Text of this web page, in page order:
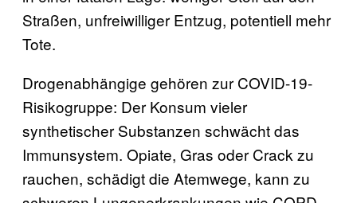
Straßen, unfreiwilliger Entzug, potentiell mehr
Tote.
Drogenabhängige gehören zur COVID-19-
Risikogruppe: Der Konsum vieler
synthetischer Substanzen schwächt das
Immunsystem. Opiate, Gras oder Crack zu
rauchen, schädigt die Atemwege, kann zu